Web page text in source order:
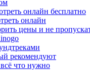
онлайн бесплатно
онлайн
цены и не
рекомендуют
что нужно